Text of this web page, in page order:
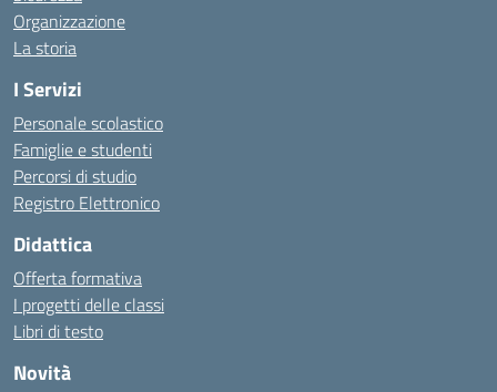
Organizzazione
La storia
I Servizi
Personale scolastico
Famiglie e studenti
Percorsi di studio
Registro Elettronico
Didattica
Offerta formativa
I progetti delle classi
Libri di testo
Novità